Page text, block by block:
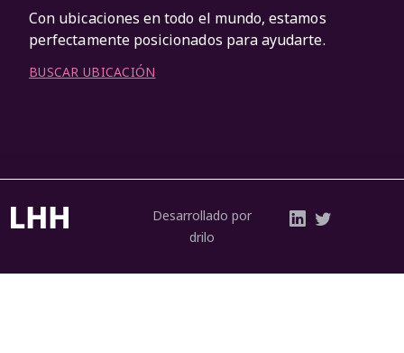
Con ubicaciones en todo el mundo, estamos
perfectamente posicionados para ayudarte.
BUSCAR UBICACIÓN
Desarrollado por
drilo